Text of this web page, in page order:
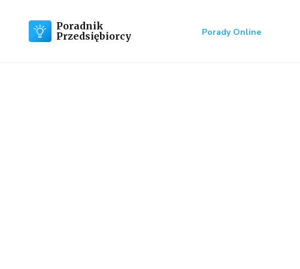
Poradnik
Przedsiębiorcy
Porady Online